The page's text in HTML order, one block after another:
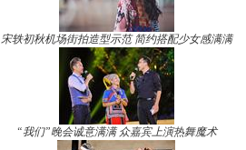
宋轶初秋机场街拍造型示范 简约搭配少女感满满
“我们”晚会诚意满满 众嘉宾上演热舞魔术